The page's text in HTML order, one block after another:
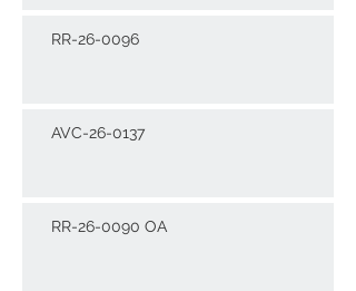
RR-26-0096
AVC-26-0137
RR-26-0090 OA